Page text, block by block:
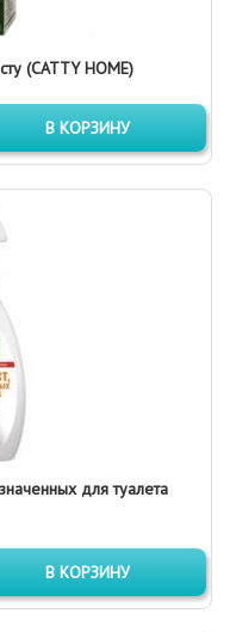
(CATTY HOME)
В КОРЗИНУ
для туалета
В КОРЗИНУ